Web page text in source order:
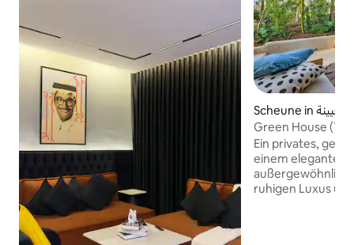
Scheune in العيينة
Green House
El Kadi
Ein privates,
einem eleganten
ruhigen Luxus